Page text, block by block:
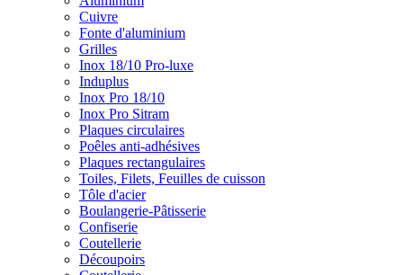
Cuivre
Fonte d'aluminium
Grilles
Inox 18/10 Pro-luxe
Induplus
Inox Pro 18/10
Inox Pro Sitram
Plaques circulaires
Poêles anti-adhésives
Plaques rectangulaires
Toiles, Filets, Feuilles de cuisson
Tôle d'acier
Boulangerie-Pâtisserie
Confiserie
Coutellerie
Découpoirs